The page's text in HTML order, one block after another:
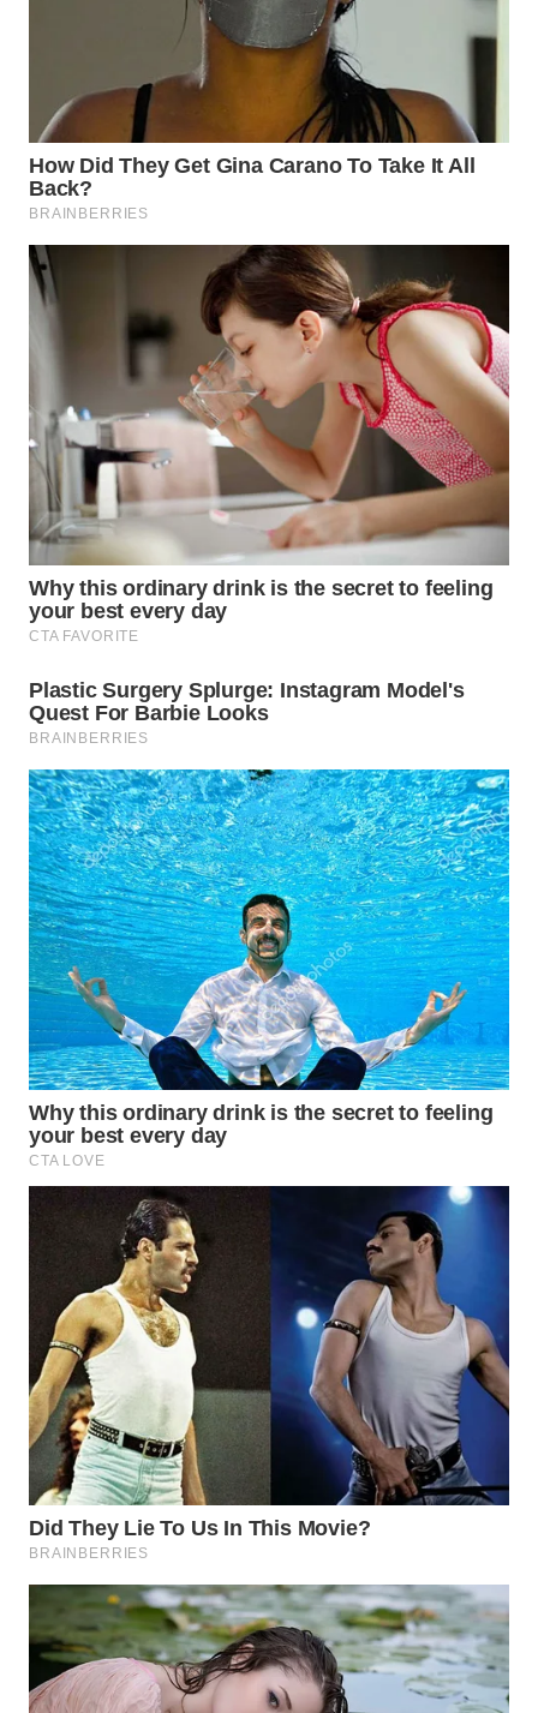
BEKASI
WN
BOGOR
DEPOK
UTARA
SAMOSIR
WN
PADANG
LAWAS
SUMEDANG
CIANJUR
WN
KEPULAUAN
SERIBU
WN
TANGERANG
WN
BINJAI
WN
CIREBON
INDRAMAYU
WN
KUNINGAN
WN
MAJALENGKA
WN
SUBANG
WN
SUKABUMI
WN
PURWAKARTA